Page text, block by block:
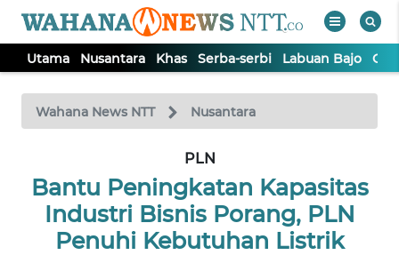
Utama Nusantara Khas Serba-serbi Labuan Bajo
Wahana News NTT Nusantara
PLN
Bantu Peningkatan Kapasitas
Industri Bisnis Porang, PLN
Penuhi Kebutuhan Listrik
TV
Tutup
NUSANTARA